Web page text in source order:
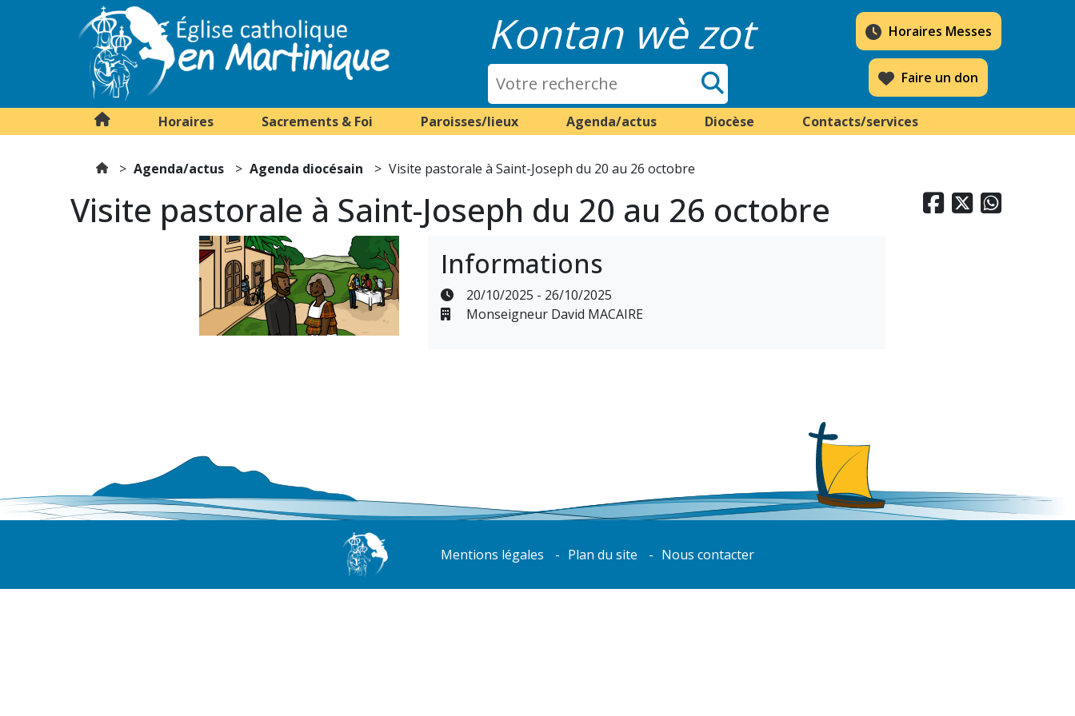
Kontan wè zot Horaires Messes
Faire un don
Horaires Sacrements & Foi Paroisses/lieux Agenda/actus Diocèse Contacts/services
Agenda/actus Agenda diocésain Visite pastorale à Saint-Joseph du 20 au 26 octobre
  
Visite pastorale à Saint-Joseph du 20 au 26 octobre
Informations
20/10/2025 - 26/10/2025
Monseigneur David MACAIRE
Mentions légales Plan du site Nous contacter